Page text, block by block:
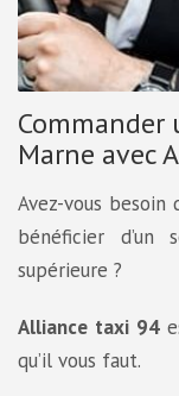
Commander
Marne avec
Avez-vous besoin
bénéficier d’un
supérieure ?
Alliance taxi 94
qu’il vous faut.